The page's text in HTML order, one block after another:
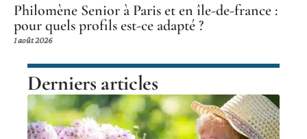
Philomène Senior à Paris et en île-de-france :
pour quels profils est-ce adapté ?
1 août 2026
Derniers articles